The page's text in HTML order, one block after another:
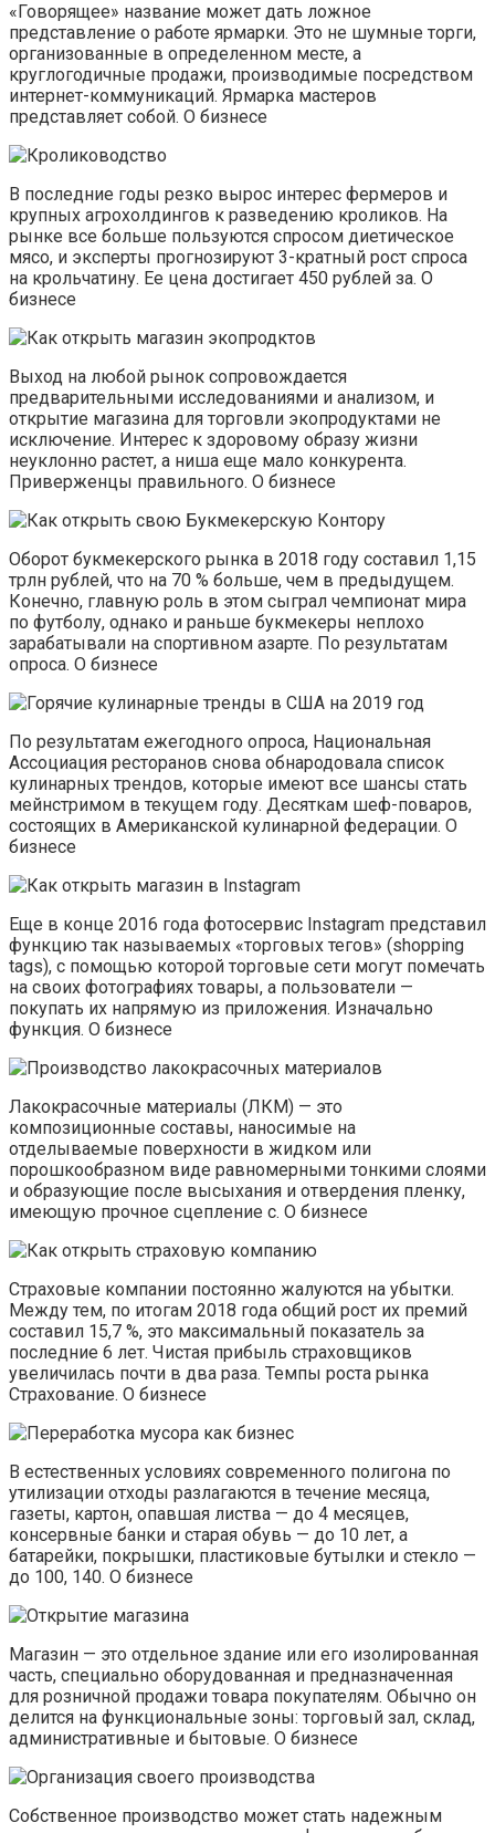
«Говорящее» название может дать ложное
представление о работе ярмарки. Это не шумные торги,
организованные в определенном месте, а
круглогодичные продажи, производимые посредством
интернет-коммуникаций. Ярмарка мастеров
представляет собой. О бизнесе
В последние годы резко вырос интерес фермеров и
крупных агрохолдингов к разведению кроликов. На
рынке все больше пользуются спросом диетическое
мясо, и эксперты прогнозируют 3-кратный рост спроса
на крольчатину. Ее цена достигает 450 рублей за. О
бизнесе
Выход на любой рынок сопровождается
предварительными исследованиями и анализом, и
открытие магазина для торговли экопродуктами не
исключение. Интерес к здоровому образу жизни
неуклонно растет, а ниша еще мало конкурента.
Приверженцы правильного. О бизнесе
Оборот букмекерского рынка в 2018 году составил 1,15
трлн рублей, что на 70 % больше, чем в предыдущем.
Конечно, главную роль в этом сыграл чемпионат мира
по футболу, однако и раньше букмекеры неплохо
зарабатывали на спортивном азарте. По результатам
опроса. О бизнесе
По результатам ежегодного опроса, Национальная
Ассоциация ресторанов снова обнародовала список
кулинарных трендов, которые имеют все шансы стать
мейнстримом в текущем году. Десяткам шеф-поваров,
состоящих в Американской кулинарной федерации. О
бизнесе
Еще в конце 2016 года фотосервис Instagram представил
функцию так называемых «торговых тегов» (shopping
tags), с помощью которой торговые сети могут помечать
на своих фотографиях товары, а пользователи —
покупать их напрямую из приложения. Изначально
функция. О бизнесе
Лакокрасочные материалы (ЛКМ) — это
композиционные составы, наносимые на
отделываемые поверхности в жидком или
порошкообразном виде равномерными тонкими слоями
и образующие после высыхания и отвердения пленку,
имеющую прочное сцепление с. О бизнесе
Страховые компании постоянно жалуются на убытки.
Между тем, по итогам 2018 года общий рост их премий
составил 15,7 %, это максимальный показатель за
последние 6 лет. Чистая прибыль страховщиков
увеличилась почти в два раза. Темпы роста рынка
Страхование. О бизнесе
В естественных условиях современного полигона по
утилизации отходы разлагаются в течение месяца,
газеты, картон, опавшая листва — до 4 месяцев,
консервные банки и старая обувь — до 10 лет, а
батарейки, покрышки, пластиковые бутылки и стекло —
до 100, 140. О бизнесе
Магазин — это отдельное здание или его изолированная
часть, специально оборудованная и предназначенная
для розничной продажи товара покупателям. Обычно он
делится на функциональные зоны: торговый зал, склад,
административные и бытовые. О бизнесе
Собственное производство может стать надежным